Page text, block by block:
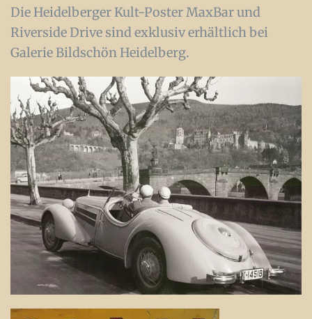
Die Heidelberger Kult-Poster MaxBar und
Riverside Drive sind exklusiv erhältlich bei
Galerie Bildschön Heidelberg.